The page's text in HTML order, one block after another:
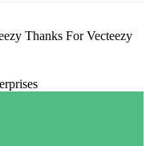
Thanks For Vecteezy